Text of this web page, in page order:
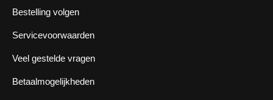
Bestelling volgen
Servicevoorwaarden
Veel gestelde vragen
Betaalmogelijkheden